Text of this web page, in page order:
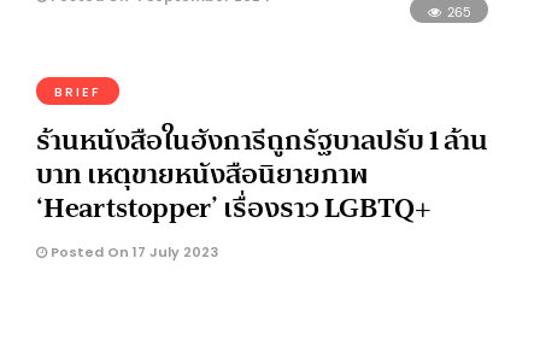
265
BRIEF
ร้านหนังสือในฮังการีถูกรัฐบาลปรับ 1 ล้าน
บาท เหตุขายหนังสือนิยายภาพ
‘Heartstopper’ เรื่องราว LGBTQ+
Posted On 17 July 2023